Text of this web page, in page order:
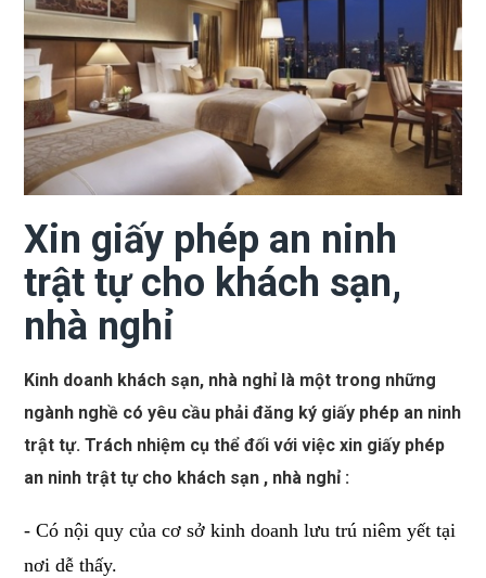
Xin giấy phép an ninh
trật tự cho khách sạn,
nhà nghỉ
Kinh doanh khách sạn, nhà nghỉ là một trong những
ngành nghề có yêu cầu phải đăng ký giấy phép an ninh
trật tự. Trách nhiệm cụ thể đối với việc xin giấy phép
an ninh trật tự cho khách sạn , nhà nghỉ :
- Có nội quy của cơ sở kinh doanh lưu trú niêm yết tại
nơi dễ thấy.